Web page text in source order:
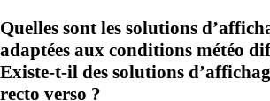
Quelles sont les solutions
adaptées aux conditions météo
Existe-t-il des solutions
recto verso ?